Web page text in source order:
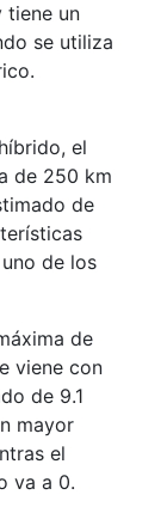
tiene un
se utiliza
el
de 250 km
de
de los
de
viene con
de 9.1
mayor
el
va a 0.